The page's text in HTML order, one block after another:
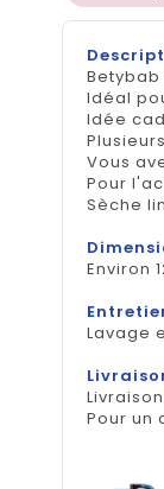
Idéal
Idée
Vous
Pour
Sèche
Environ
Lavage
Pour un